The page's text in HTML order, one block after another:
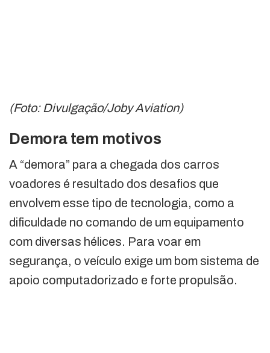
(Foto: Divulgação/Joby Aviation)
Demora tem motivos
A “demora” para a chegada dos carros
voadores é resultado dos desafios que
envolvem esse tipo de tecnologia, como a
dificuldade no comando de um equipamento
com diversas hélices. Para voar em
segurança, o veículo exige um bom sistema de
apoio computadorizado e forte propulsão.